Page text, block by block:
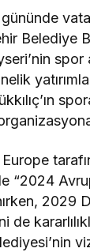
Belediye
“2024
2029
de